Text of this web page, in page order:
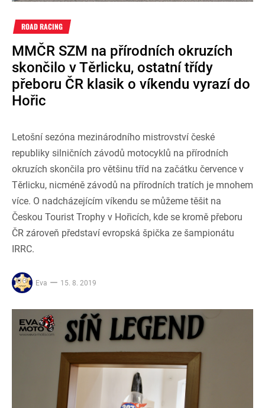
ROAD RACING
MMČR SZM na přírodních okruzích
skončilo v Těrlicku, ostatní třídy
přeboru ČR klasik o víkendu vyrazí do
Hořic
Letošní sezóna mezinárodního mistrovství české
republiky silničních závodů motocyklů na přírodních
okruzích skončila pro většinu tříd na začátku července v
Těrlicku, nicméně závodů na přírodních tratích je mnohem
více. O nadcházejícím víkendu se můžeme těšit na
Českou Tourist Trophy v Hořicích, kde se kromě přeboru
ČR zároveň představí evropská špička ze šampionátu
IRRC.
Eva 15. 8. 2019